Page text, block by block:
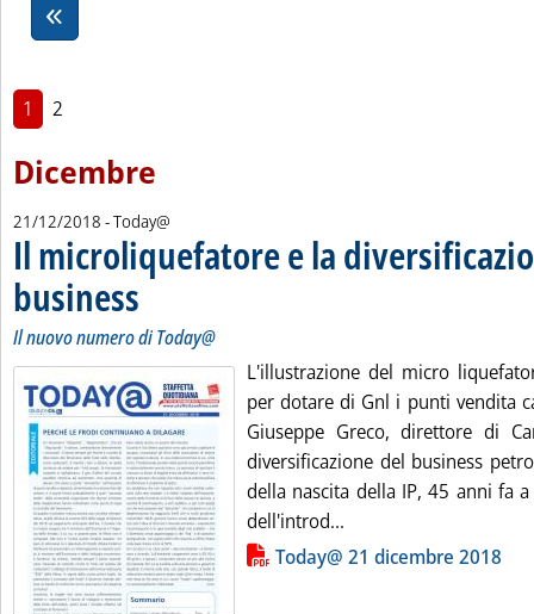
1 2
Dicembre
21/12/2018 - Today@
Il microliquefatore e la
business . Sottotitolo: Il nuovo numero di Today@
. Pubblicata venerdì 21 dicembre 2018 alle 14.20.
Il nuovo numero di Today@
L'illustrazione del micro
per dotare di Gnl i punti vendita
Giuseppe Greco, direttore di
diversificazione del business
della nascita della IP, 45 anni fa
dell'introd...
Lista allegati PDF alla notiziaToday@ 21 dicembre 2018